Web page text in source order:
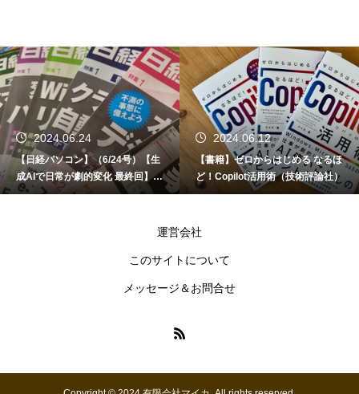
2024.06.24
【日経パソコン】（6/24号）【生
成AIで日常が劇的変化 最終回】 A
I時代のアプリケーション／サービ
2024.06.12
【書籍】ゼロからはじめる なるほ
ど！Copilot活用術（技術評論社）
運営会社
このサイトについて
メッセージ＆お問合せ